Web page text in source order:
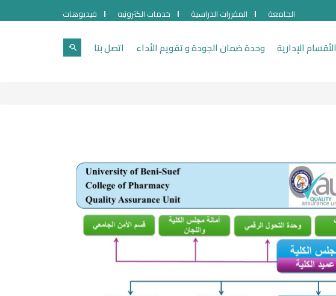
الجامعة المقررات الدراسية خدمات الكترونيه فيديوهات
الأقسام الإدارية وحدة ضمان الجودة و تقويم الأداء اتصل بنا